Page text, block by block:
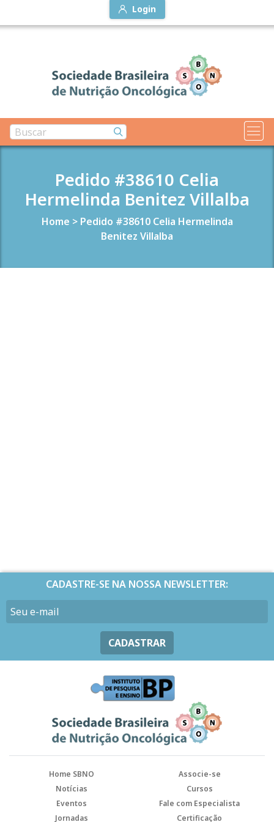
Login
Pedido #38610 Celia
Hermelinda Benitez Villalba
Home > Pedido #38610 Celia Hermelinda
Benitez Villalba
CADASTRE-SE NA NOSSA NEWSLETTER:
CADASTRAR
Home SBNO
Associe-se
Notícias
Cursos
Eventos
Fale com Especialista
Jornadas
Certificação